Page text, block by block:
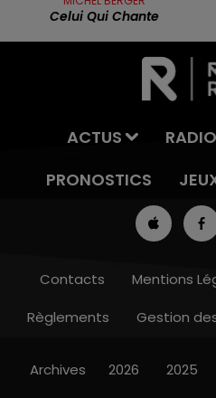
7h00 - 10h00
Celui Qui Chante
ACTUS RADIO
PRONOSTICS
Contacts Mentions
Règlements
Gestion
Archives 2026 2025